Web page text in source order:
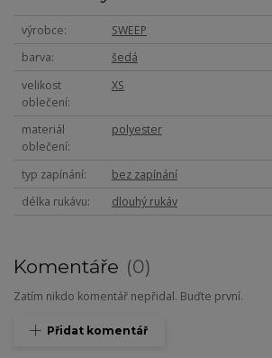
výrobce
SWEEP
barva
šedá
velikost
oblečení
XS
materiál
oblečení
polyester
typ zapínání
bez zapínání
délka rukávu
dlouhý rukáv
Komentáře 0
Zatím nikdo komentář nepřidal. Buďte první.
Přidat komentář